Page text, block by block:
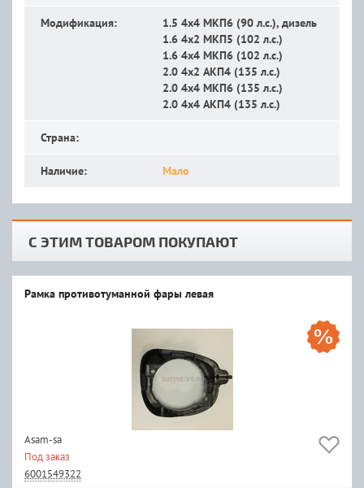
Модификация:
1.5 4x4 MКП6 (90 л.с.), дизель
1.6 4x2 MКП5 (102 л.с.)
1.6 4x4 MКП6 (102 л.с.)
2.0 4x2 АКП4 (135 л.с.)
2.0 4x4 MКП6 (135 л.с.)
2.0 4x4 АКП4 (135 л.с.)
Страна:
Наличие: Мало
С ЭТИМ ТОВАРОМ ПОКУПАЮТ
Рамка противотуманной фары левая
Asam-sa
Под заказ
6001549322